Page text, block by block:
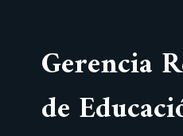
Gerencia
de